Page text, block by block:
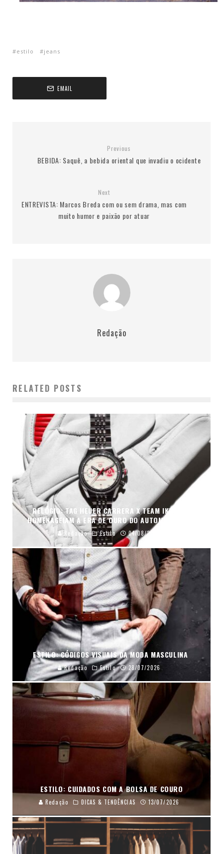
estilo jeans
EMAIL
Previous
Next
ENTREVISTA: Marcos Breda com ou sem drama, mas com
muito humor e paixão por atuar
Redação
RELATED POSTS
RELÓGIO: TAG HEUER CARRERA X TEAM IKUZAWA
HOMENAGEIAM A ERA DE OURO DO AUTOMOBILISMO
Redação Estilo 04/08/2026
ESTILO: CÓDIGOS VISUAIS DA MODA MASCULINA
Redação Estilo 28/07/2026
ESTILO: CUIDADOS COM A BOLSA DE COURO
Redação DICAS & TENDÊNCIAS 13/07/2026